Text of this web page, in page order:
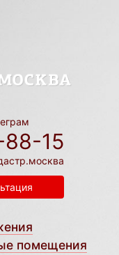
15
помещения